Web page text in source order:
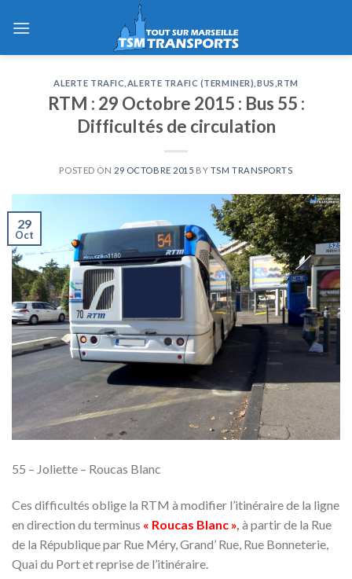
ALERTE TRAFIC ALERTE TRAFIC (TERMINER) BUS ,RTM
RTM : 29 Octobre 2015 : Bus 55 :
Difficultés de circulation
POSTED ON 29 OCTOBRE 2015 BY TSM TRANSPORTS
29
Oct
55 – Joliette – Roucas Blanc
Ces difficultés oblige la RTM à modifier l’itinéraire de la ligne
en direction du terminus « Roucas Blanc », à partir de la Rue
de la République par Rue Méry, Grand’ Rue, Rue Bonneterie,
Quai du Port et reprise de l’itinéraire.